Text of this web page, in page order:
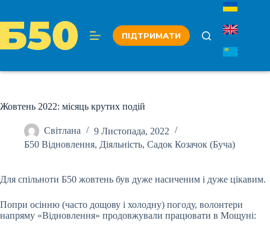
вмісту
ПІДТРИМАТИ
Жовтень 2022: місяць крутих подій
Світлана
9 Листопада, 2022
Б50 Відновлення, Діяльність, Садок Козачок (Буча)
Для спільноти Б50 жовтень був дуже насиченим і дуже цікавим.
Попри осінню (часто дощову і холодну) погоду, волонтери
напряму «Відновлення» продовжували працювати в Мощуні: